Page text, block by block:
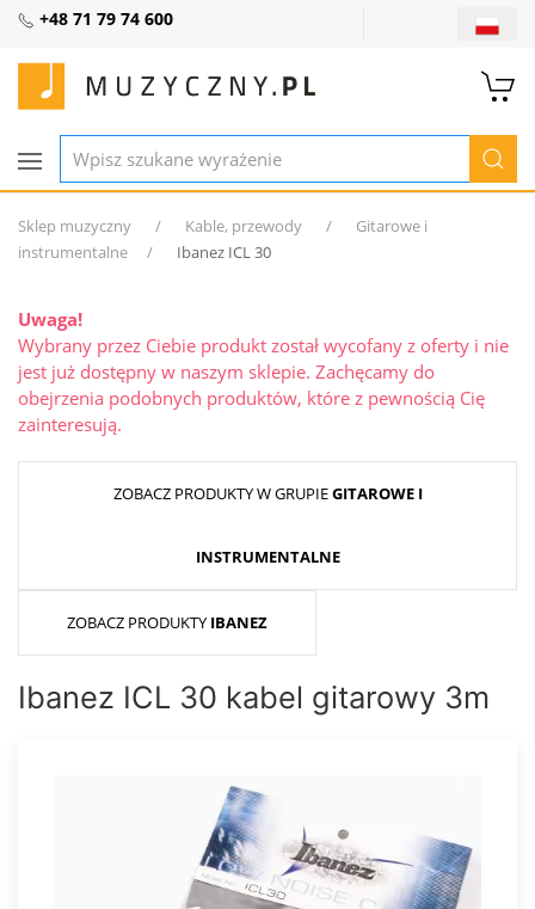
+48 71 79 74 600
Sklep muzyczny Kable, przewody
Gitarowe i
instrumentalne
Ibanez ICL 30
Uwaga!
Wybrany przez Ciebie produkt został wycofany z oferty i nie
jest już dostępny w naszym sklepie. Zachęcamy do
obejrzenia podobnych produktów, które z pewnością Cię
zainteresują.
ZOBACZ PRODUKTY W GRUPIEGITAROWE I
INSTRUMENTALNE
ZOBACZ PRODUKTY IBANEZ
Ibanez ICL 30 kabel gitarowy 3m